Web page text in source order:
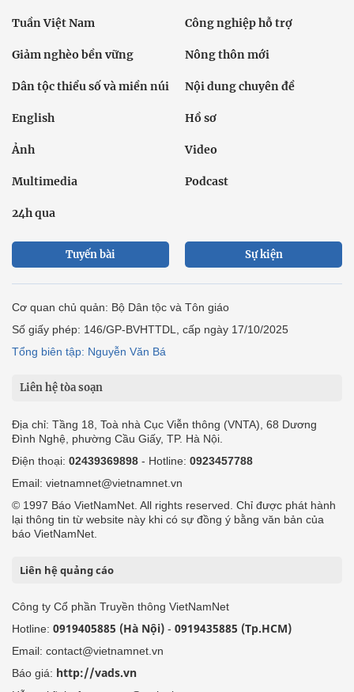
Tuần Việt Nam Công nghiệp hỗ trợ
Giảm nghèo bền vững Nông thôn mới
Dân tộc thiểu số và miền núi Nội dung chuyên đề
English Hồ sơ
Ảnh Video
Multimedia Podcast
24h qua
Tuyến bài Sự kiện
Cơ quan chủ quản: Bộ Dân tộc và Tôn giáo
Số giấy phép: 146/GP-BVHTTDL, cấp ngày 17/10/2025
Tổng biên tập: Nguyễn Văn Bá
Liên hệ tòa soạn
Địa chỉ: Tầng 18, Toà nhà Cục Viễn thông (VNTA), 68 Dương
Đình Nghệ, phường Cầu Giấy, TP. Hà Nội.
Điện thoại: 02439369898 - Hotline: 0923457788
Email: vietnamnet@vietnamnet.vn
© 1997 Báo VietNamNet. All rights reserved. Chỉ được phát hành
lại thông tin từ website này khi có sự đồng ý bằng văn bản của
báo VietNamNet.
Liên hệ quảng cáo
Công ty Cổ phần Truyền thông VietNamNet
Hotline: 0919405885 (Hà Nội) - 0919435885 (Tp.HCM)
Email: contact@vietnamnet.vn
Báo giá: http://vads.vn